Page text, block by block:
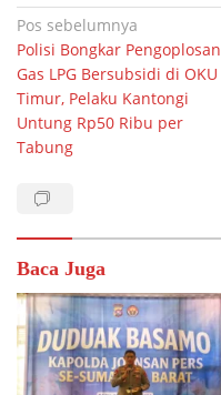
Navigasi
pos
Pos sebelumnya
Polisi Bongkar Pengoplosan
Gas LPG Bersubsidi di OKU
Timur, Pelaku Kantongi
Untung Rp50 Ribu per
Tabung
Baca Juga